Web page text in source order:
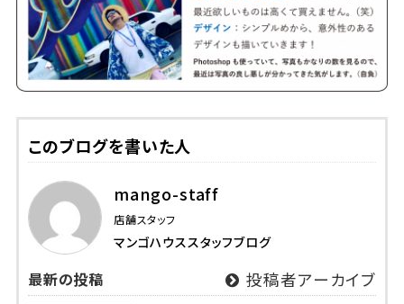
このブログを書いた人
mango-staff
店舗スタッフ
マンゴハウススタッフブログ
最新の投稿 投稿者アーカイブ